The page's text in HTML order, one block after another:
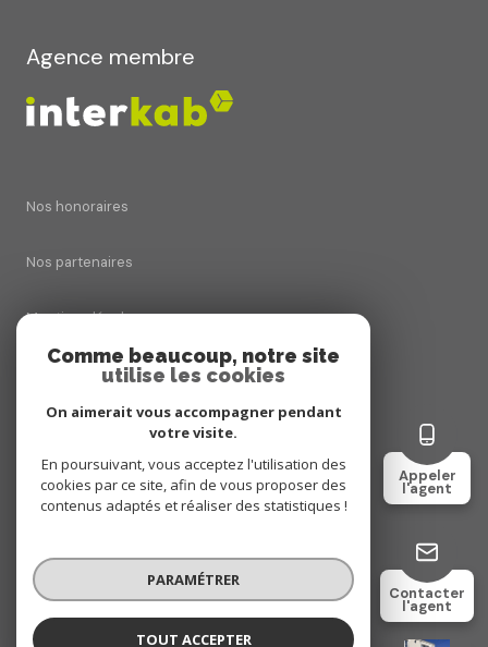
Appeler
l'agent
Contacter
l'agent
Agence membre
Nos honoraires
Nos partenaires
Mentions légales
Cookies
© 2026 | Tous droits réservés
Réalisé par
Comme beaucoup, notre site
utilise les cookies
On aimerait vous accompagner pendant
votre visite.
En poursuivant, vous acceptez l'utilisation des
cookies par ce site, afin de vous proposer des
contenus adaptés et réaliser des statistiques !
PARAMÉTRER
TOUT ACCEPTER